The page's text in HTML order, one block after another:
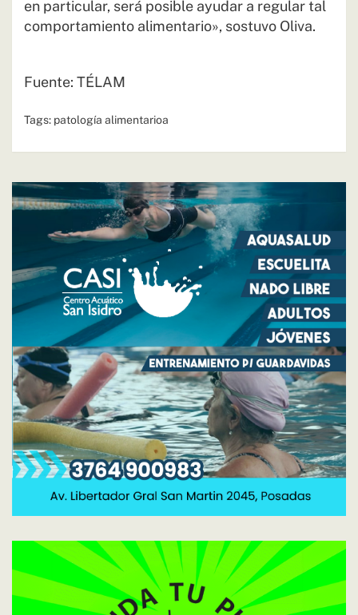
en particular, será posible ayudar a regular tal
comportamiento alimentario», sostuvo Oliva.
Fuente: TÉLAM
Tags: patología alimentarioa